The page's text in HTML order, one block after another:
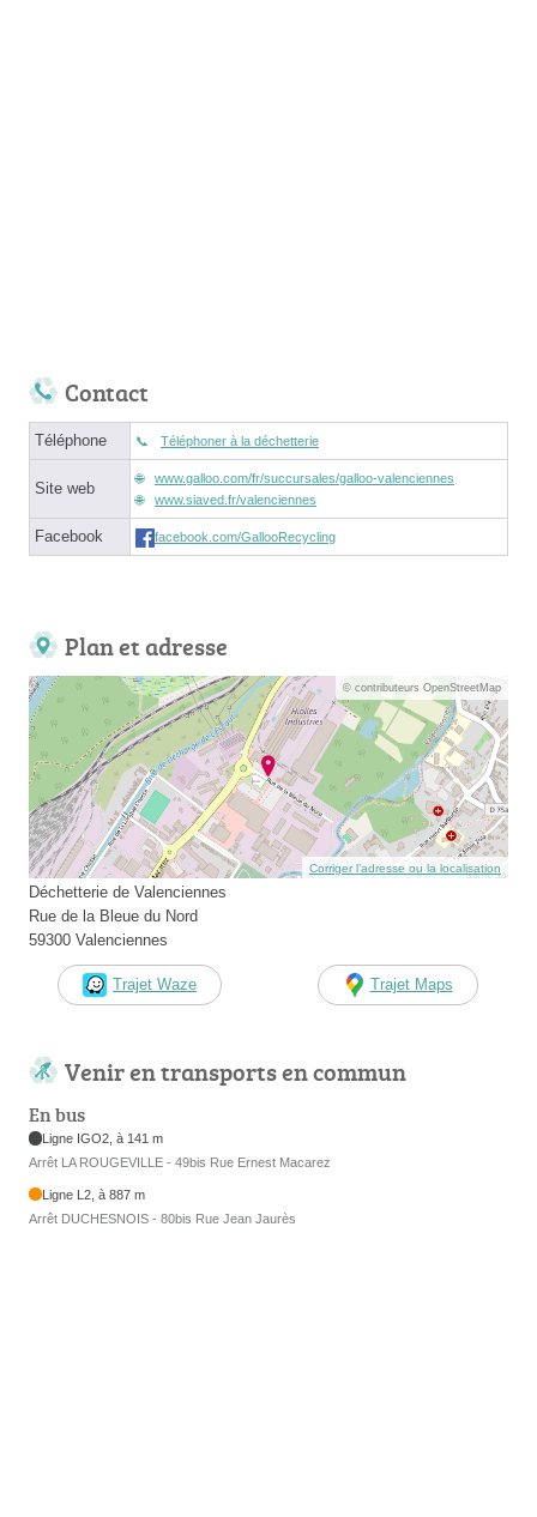
Contact
Téléphone Téléphoner à la déchetterie
Site web
www.galloo.com/fr/succursales/galloo-valenciennes
www.siaved.fr/valenciennes
Facebook facebook.com/GallooRecycling
Plan et adresse
© contributeurs OpenStreetMap
Corriger l’adresse ou la localisation
Déchetterie de Valenciennes
Rue de la Bleue du Nord
59300 Valenciennes
Trajet Waze Trajet Maps
Venir en transports en commun
En bus
Ligne IGO2, à 141 m
Arrêt LA ROUGEVILLE - 49bis Rue Ernest Macarez
Ligne L2, à 887 m
Arrêt DUCHESNOIS - 80bis Rue Jean Jaurès